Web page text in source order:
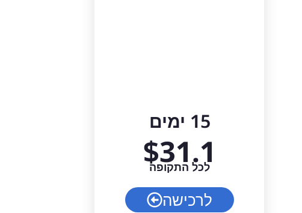
15 ימים
$31.1
לכל התקופה
לרכישה